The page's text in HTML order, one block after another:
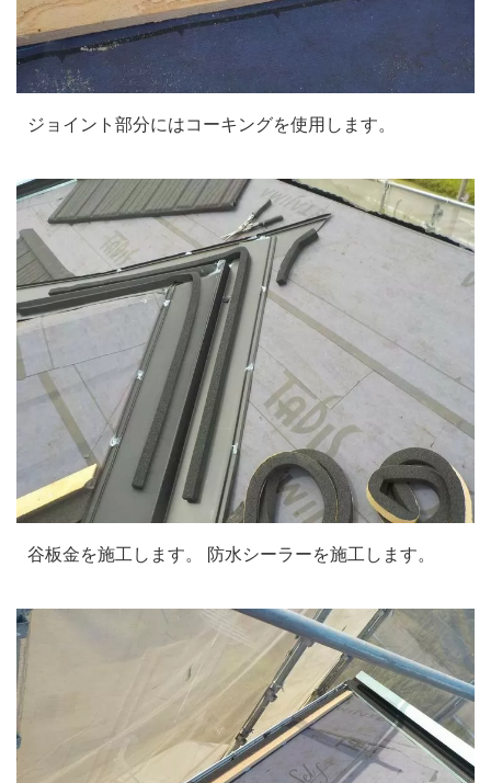
ジョイント部分にはコーキングを使用します。
谷板金を施工します。 防水シーラーを施工します。